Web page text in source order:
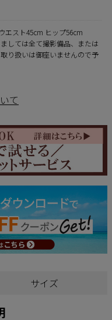
エスト45cm ヒップ56cm
しては全て撮影備品、または
り扱いは御座いませんので予
て
サイズ